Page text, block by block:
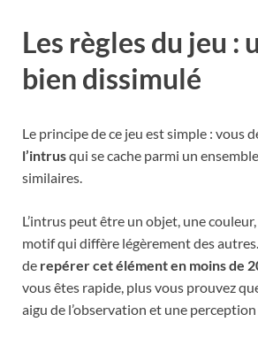
Les règles du jeu :
bien dissimulé
Le principe de ce jeu est simple : vous
l’intrusqui se cache parmi un
similaires.
L’intrus peut être un objet, une
motif qui diffère légèrement des
de repérer cet élément en moins de
vous êtes rapide, plus vous prouvez
aigu de l’observation et une